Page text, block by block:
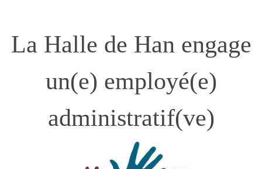
La Halle de Han engage
un(e) employé(e)
administratif(ve)